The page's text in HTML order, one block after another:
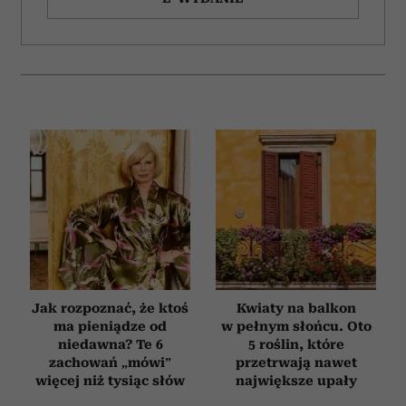
Jak rozpoznać, że ktoś
ma pieniądze od
niedawna? Te 6
zachowań „mówi”
więcej niż tysiąc słów
Kwiaty na balkon
w pełnym słońcu. Oto
5 roślin, które
przetrwają nawet
największe upały